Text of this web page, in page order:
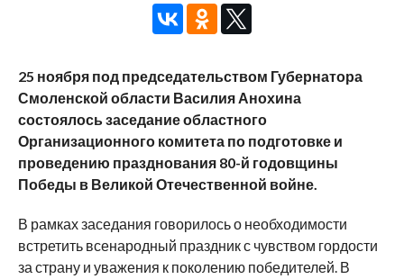
25 ноября под председательством Губернатора
Смоленской области Василия Анохина
состоялось заседание областного
Организационного комитета по подготовке и
проведению празднования 80-й годовщины
Победы в Великой Отечественной войне.
В рамках заседания говорилось о необходимости
встретить всенародный праздник с чувством гордости
за страну и уважения к поколению победителей. В